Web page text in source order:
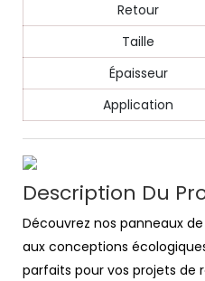
Retour
Taille
Épaisseur
Application
Description Du
Découvrez nos panneaux
aux conceptions
parfaits pour vos projets de